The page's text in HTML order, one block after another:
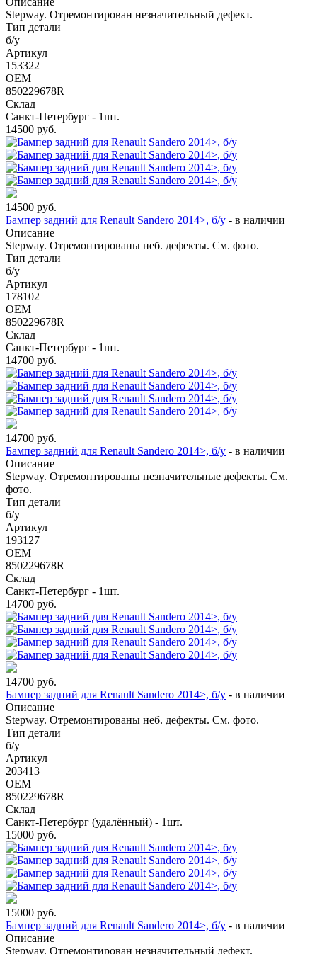
Stepway. Отремонтирован незначительный дефект.
Тип детали
б/у
Артикул
153322
OEM
850229678R
Склад
Санкт-Петербург - 1шт.
14500 руб.
14500 руб.
Бампер задний для Renault Sandero 2014>, б/у - в наличии
Описание
Stepway. Отремонтированы неб. дефекты. См. фото.
Тип детали
б/у
Артикул
178102
OEM
850229678R
Склад
Санкт-Петербург - 1шт.
14700 руб.
14700 руб.
Бампер задний для Renault Sandero 2014>, б/у - в наличии
Описание
Stepway. Отремонтированы незначительные дефекты. См.
фото.
Тип детали
б/у
Артикул
193127
OEM
850229678R
Склад
Санкт-Петербург - 1шт.
14700 руб.
14700 руб.
Бампер задний для Renault Sandero 2014>, б/у - в наличии
Описание
Stepway. Отремонтированы неб. дефекты. См. фото.
Тип детали
б/у
Артикул
203413
OEM
850229678R
Склад
Санкт-Петербург (удалённый) - 1шт.
15000 руб.
15000 руб.
Бампер задний для Renault Sandero 2014>, б/у - в наличии
Описание
Stepway. Отремонтирован незначительный дефект.